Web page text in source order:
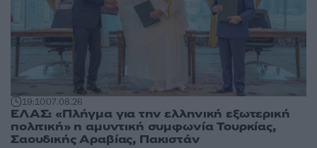
19:1007.08.26
ΕΛΑΣ: «Πλήγμα για την ελληνική εξωτερική
πολιτική» η αμυντική συμφωνία Τουρκίας,
Σαουδικής Αραβίας, Πακιστάν